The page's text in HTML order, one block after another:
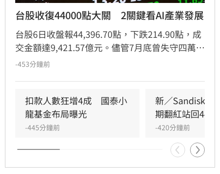
台股收復44000點大關　2關鍵看AI產業發展
台股6日收盤報44,396.70點，下跌214.90點，成
交金額達9,421.57億元。儘管7月底曾失守四萬
點，但在半導體、記憶體及CPO等族群買盤支撐
險轉向企業基本面，加上美股受惠於油價回落與
美債殖利率下滑，市場風險情緒顯著改善。儘管
AI變現能力引發市場討論與波動，但雲端服務供
應商持續推動資本支出，顯示AI基礎建設動能未
減。隨著企業財報表現優於預期且通膨壓力緩
解，科技股後續動能仍值得投資人密切關注。
-453分鐘前
扣款人數狂增4成　國泰小
龍基金布局曝光
-445分鐘前
新／Sandisk挫
期翻紅站回
-420分鐘前